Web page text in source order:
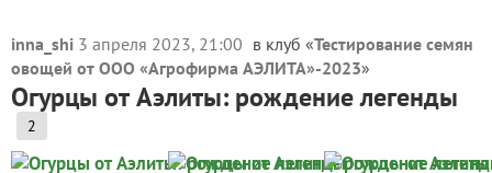
inna_shi 3 апреля 2023, 21:00 в клуб «Тестирование семян
овощей от ООО «Агрофирма АЭЛИТА»-2023»
Огурцы от Аэлиты: рождение легенды
2